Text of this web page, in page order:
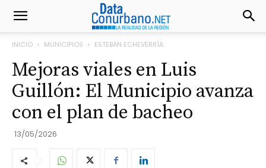
INICIO MUNICIPIOS ESTEBAN ECHEVERRÍA
Mejoras viales en Luis
Guillón: El Municipio avanza
con el plan de bacheo
13/05/2026